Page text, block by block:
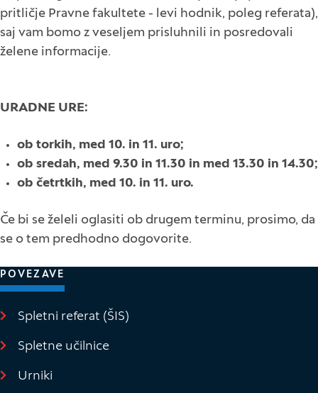
pritličje Pravne fakultete - levi hodnik, poleg referata),
saj vam bomo z veseljem prisluhnili in posredovali
želene informacije.
URADNE URE:
ob torkih, med 10. in 11. uro;
ob sredah, med 9.30 in 11.30 in med 13.30 in 14.30;
ob četrtkih, med 10. in 11. uro.
Če bi se želeli oglasiti ob drugem terminu, prosimo, da
se o tem predhodno dogovorite.
POVEZAVE
Spletni referat (ŠIS)
Spletne učilnice
Urniki